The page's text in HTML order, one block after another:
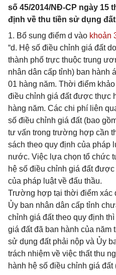
số 45/2014/NĐ-CP ngày 15
định về thu tiền sử dụng đất
1. Bổ sung điểm d vào khoản
“d. Hệ số điều chỉnh giá đất
thành phố trực thuộc trung
nhân dân cấp tỉnh) ban hành
01 hàng năm. Thời điểm
điều chỉnh giá đất được thực
hàng năm. Các chi phí liên
số điều chỉnh giá đất (bao
tư vấn trong trường hợp cần
sách theo quy định của pháp
nước. Việc lựa chọn tổ chức
hệ số điều chỉnh giá đất
của pháp luật về đấu thầu.
Trường hợp tại thời điểm xác
Ủy ban nhân dân cấp tỉnh
chỉnh giá đất theo quy định
giá đất đã ban hành của năm
sử dụng đất phải nộp và Ủy
trách nhiệm về việc thất thu
hành hệ số điều chỉnh giá đất